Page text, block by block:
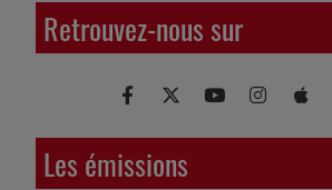
Retrouvez-nous sur
Les émissions